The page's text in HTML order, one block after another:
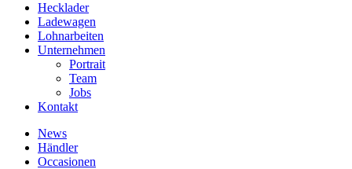
Hecklader
Ladewagen
Lohnarbeiten
Unternehmen
Portrait
Team
Jobs
Kontakt
News
Händler
Occasionen